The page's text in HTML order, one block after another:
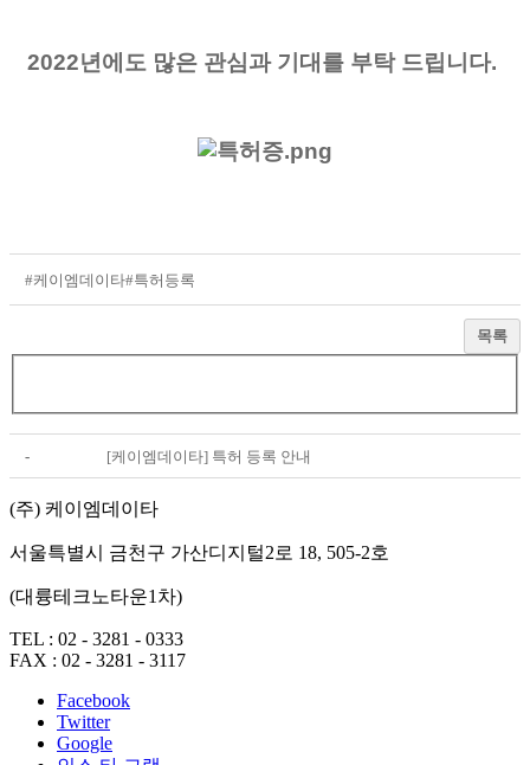
2022년에도 많은 관심과 기대를 부탁 드립니다.
#케이엠데이타#특허등록
목록
- [케이엠데이타] 특허 등록 안내
(주) 케이엠데이타
서울특별시 금천구 가산디지털2로 18, 505-2호
(대륭테크노타운1차)
TEL : 02 - 3281 - 0333
FAX : 02 - 3281 - 3117
Facebook
Twitter
Google